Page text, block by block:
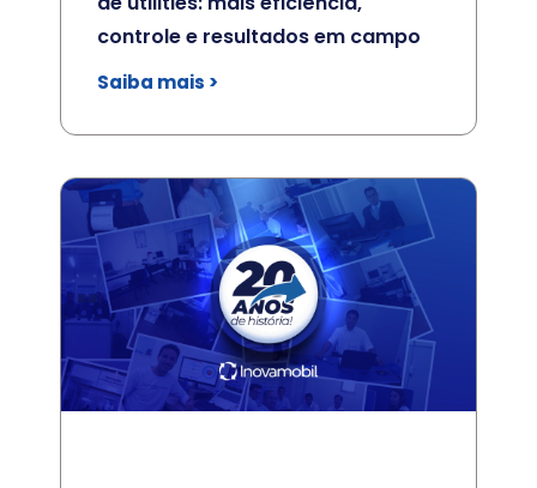
controle e resultados em campo
Saiba mais >